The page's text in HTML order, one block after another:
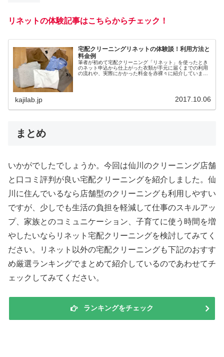
リネットの体験記事はこちらからチェック！
宅配クリーニングリネットの体験談！利用方法と
料金例
筆者が初めて宅配クリーニング「リネット」を使ったとき
のネット申込から仕上がった衣類が手元に届くまでの利用
の流れや、実際にかかった料金を赤裸々に紹介していま
kajilab.jp 2017.10.06
まとめ
いかがでしたでしょうか。今回は仙川のクリーニング店舗
と口コミ評判が良い宅配クリーニングを紹介しました。仙
川に住んでいるなら店舗型のクリーニングも利用しやすい
ですが、少しでも生活の負担を軽減して仕事のスキルアッ
プ、家族とのコミュニケーション、子育てに使う時間を増
やしたいならリネット宅配クリーニングを検討してみてく
ださい。リネット以外の宅配クリーニングも下記のおすす
め厳選ランキングでまとめて紹介しているのであわせてチ
ェックしてみてください。
ランキングをチェック